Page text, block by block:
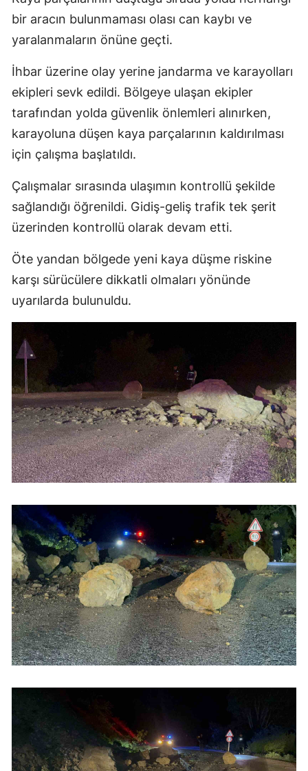
bir aracın bulunmaması olası can kaybı ve
yaralanmaların önüne geçti.
İhbar üzerine olay yerine jandarma ve karayolları
ekipleri sevk edildi. Bölgeye ulaşan ekipler
tarafından yolda güvenlik önlemleri alınırken,
karayoluna düşen kaya parçalarının kaldırılması
için çalışma başlatıldı.
Çalışmalar sırasında ulaşımın kontrollü şekilde
sağlandığı öğrenildi. Gidiş-geliş trafik tek şerit
üzerinden kontrollü olarak devam etti.
Öte yandan bölgede yeni kaya düşme riskine
karşı sürücülere dikkatli olmaları yönünde
uyarılarda bulunuldu.